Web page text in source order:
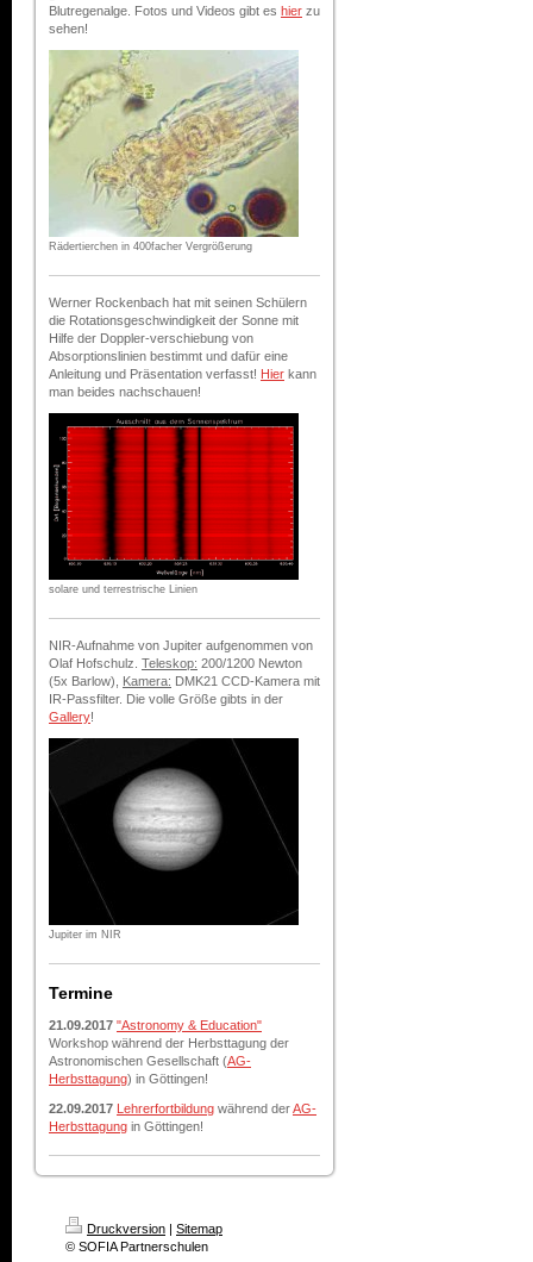
Blutregenalge. Fotos und Videos gibt es hier zu
sehen!
Rädertierchen in 400facher Vergrößerung
Werner Rockenbach hat mit seinen Schülern
die Rotationsgeschwindigkeit der Sonne mit
Hilfe der Doppler-verschiebung von
Absorptionslinien bestimmt und dafür eine
Anleitung und Präsentation verfasst! Hier kann
man beides nachschauen!
solare und terrestrische Linien
NIR-Aufnahme von Jupiter aufgenommen von
Olaf Hofschulz. Teleskop: 200/1200 Newton
(5x Barlow), Kamera: DMK21 CCD-Kamera mit
IR-Passfilter. Die volle Größe gibts in der
Gallery!
Jupiter im NIR
Termine
21.09.2017 "Astronomy & Education"
Workshop während der Herbsttagung der
Astronomischen Gesellschaft (AG-
Herbsttagung) in Göttingen!
22.09.2017 Lehrerfortbildung während derAG-
Herbsttagung in Göttingen!
Druckversion
Sitemap
© SOFIA Partnerschulen